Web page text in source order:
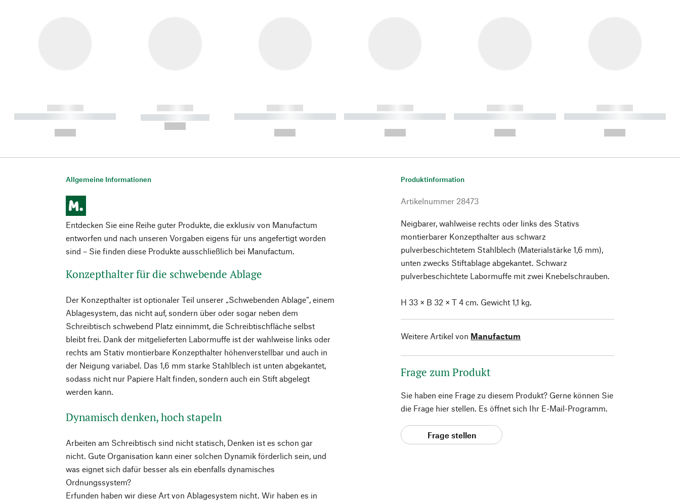
------------
----------- ----------- ----------
------------
----------- -----------
------------
----------- ----------- ----------
------------
----------- ----------- ----------
------------
----------- ----------- ----------
------------
----------- ----------- ----------
Allgemeine Informationen
Entdecken Sie eine Reihe guter Produkte, die exklusiv von Manufactum
entworfen und nach unseren Vorgaben eigens für uns angefertigt worden
sind – Sie finden diese Produkte ausschließlich bei Manufactum.
Konzepthalter für die schwebende Ablage
Der Konzepthalter ist optionaler Teil unserer „Schwebenden Ablage“, einem
Ablagesystem, das nicht auf, sondern über oder sogar neben dem
Schreibtisch schwebend Platz einnimmt, die Schreibtischfläche selbst
bleibt frei. Dank der mitgelieferten Labormuffe ist der wahlweise links oder
rechts am Stativ montierbare Konzepthalter höhenverstellbar und auch in
der Neigung variabel. Das 1,6 mm starke Stahlblech ist unten abgekantet,
sodass nicht nur Papiere Halt finden, sondern auch ein Stift abgelegt
werden kann.
Dynamisch denken, hoch stapeln
Arbeiten am Schreibtisch sind nicht statisch, Denken ist es schon gar
nicht. Gute Organisation kann einer solchen Dynamik förderlich sein, und
was eignet sich dafür besser als ein ebenfalls dynamisches
Ordnungssystem?
Erfunden haben wir diese Art von Ablagesystem nicht. Wir haben es in
Produktinformation
Artikelnummer 28473
Neigbarer, wahlweise rechts oder links des Stativs
montierbarer Konzepthalter aus schwarz
pulverbeschichtetem Stahlblech (Materialstärke 1,6 mm),
unten zwecks Stiftablage abgekantet. Schwarz
pulverbeschichtete Labormuffe mit zwei Knebelschrauben.
H 33 × B 32 × T 4 cm. Gewicht 1,1 kg.
Weitere Artikel von Manufactum
Frage zum Produkt
Sie haben eine Frage zu diesem Produkt? Gerne können Sie
die Frage hier stellen. Es öffnet sich Ihr E-Mail-Programm.
Frage stellen